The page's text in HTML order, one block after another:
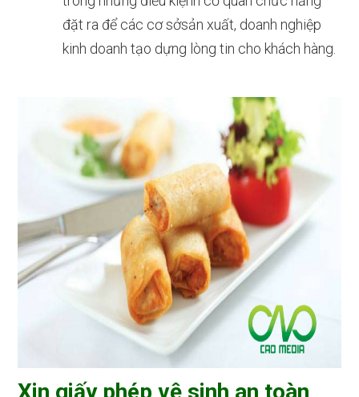
đặt ra để các cơ sởsản xuất, doanh nghiệp
kinh doanh tạo dựng lòng tin cho khách hàng.